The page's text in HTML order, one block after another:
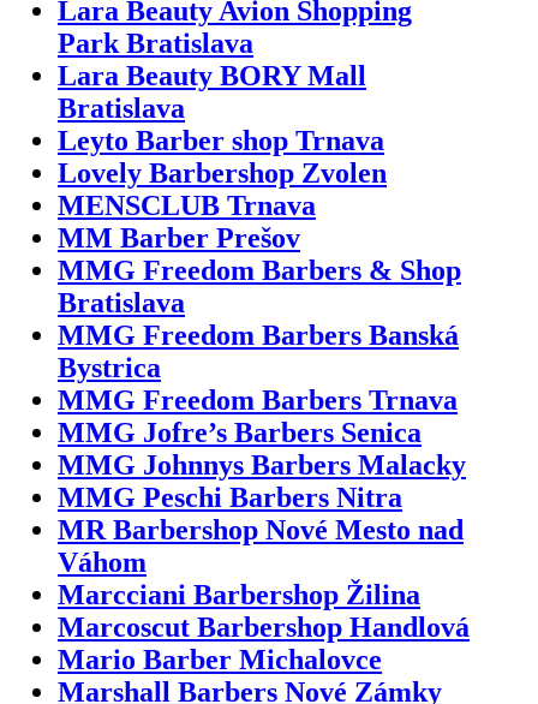
Lara Beauty Avion Shopping
Park Bratislava
Lara Beauty BORY Mall
Bratislava
Leyto Barber shop Trnava
Lovely Barbershop Zvolen
MENSCLUB Trnava
MM Barber Prešov
MMG Freedom Barbers & Shop
Bratislava
MMG Freedom Barbers Banská
Bystrica
MMG Freedom Barbers Trnava
MMG Jofre’s Barbers Senica
MMG Johnnys Barbers Malacky
MMG Peschi Barbers Nitra
MR Barbershop Nové Mesto nad
Váhom
Marcciani Barbershop Žilina
Marcoscut Barbershop Handlová
Mario Barber Michalovce
Marshall Barbers Nové Zámky